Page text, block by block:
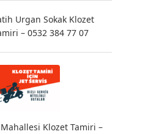
Urgan Sokak Klozet
– 0532 384 77 07
Klozet Tamiri –